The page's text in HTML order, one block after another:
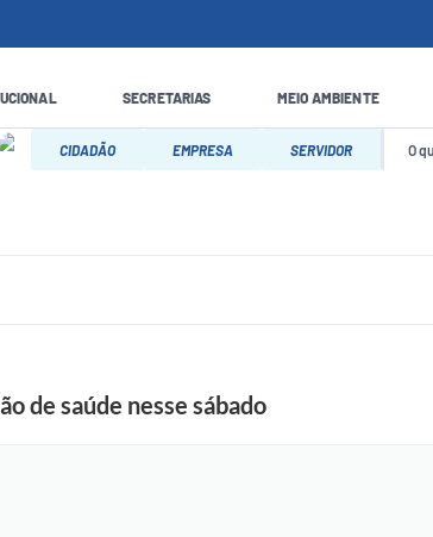
SECRETARIAS MEIO AMBIENTE
CIDADÃO EMPRESA SERVIDOR
de saúde nesse sábado